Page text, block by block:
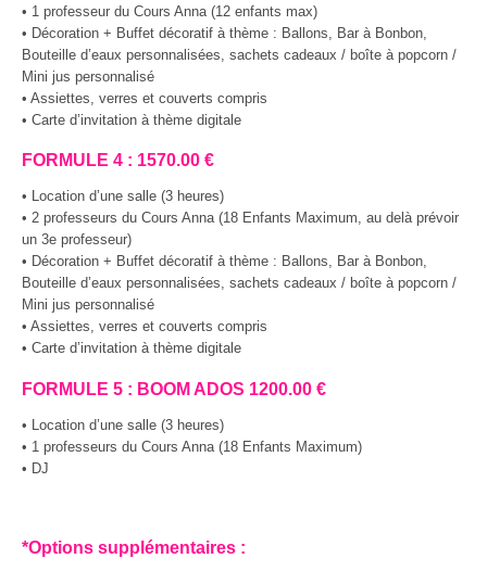
• 1 professeur du Cours Anna (12 enfants max)
• Décoration + Buffet décoratif à thème : Ballons, Bar à Bonbon,
Bouteille d’eaux personnalisées, sachets cadeaux / boîte à popcorn /
Mini jus personnalisé
• Assiettes, verres et couverts compris
• Carte d’invitation à thème digitale
FORMULE 4 : 1570.00 €
• Location d’une salle (3 heures)
• 2 professeurs du Cours Anna (18 Enfants Maximum, au delà prévoir
un 3e professeur)
• Décoration + Buffet décoratif à thème : Ballons, Bar à Bonbon,
Bouteille d’eaux personnalisées, sachets cadeaux / boîte à popcorn /
Mini jus personnalisé
• Assiettes, verres et couverts compris
• Carte d’invitation à thème digitale
FORMULE 5 : BOOM ADOS 1200.00 €
• Location d’une salle (3 heures)
• 1 professeurs du Cours Anna (18 Enfants Maximum)
• DJ
*Options supplémentaires :